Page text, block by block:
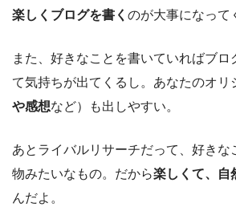
楽しくブログを書く のが大事になって
また、好きなことを書いていればブロ
て気持ちが出てくるし。あなたのオリ
や感想など）も出しやすい。
あとライバルリサーチだって、好きな
物みたいなもの。だから楽しくて、自
んだよ。